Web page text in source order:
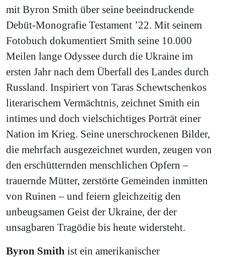
mit Byron Smith über seine beeindruckende
Debüt-Monografie Testament ’22. Mit seinem
Fotobuch dokumentiert Smith seine 10.000
Meilen lange Odyssee durch die Ukraine im
ersten Jahr nach dem Überfall des Landes durch
Russland. Inspiriert von Taras Schewtschenkos
literarischem Vermächtnis, zeichnet Smith ein
intimes und doch vielschichtiges Porträt einer
Nation im Krieg. Seine unerschrockenen Bilder,
die mehrfach ausgezeichnet wurden, zeugen von
den erschütternden menschlichen Opfern –
trauernde Mütter, zerstörte Gemeinden inmitten
von Ruinen – und feiern gleichzeitig den
unbeugsamen Geist der Ukraine, der der
unsagbaren Tragödie bis heute widersteht.
Byron Smith ist ein amerikanischer